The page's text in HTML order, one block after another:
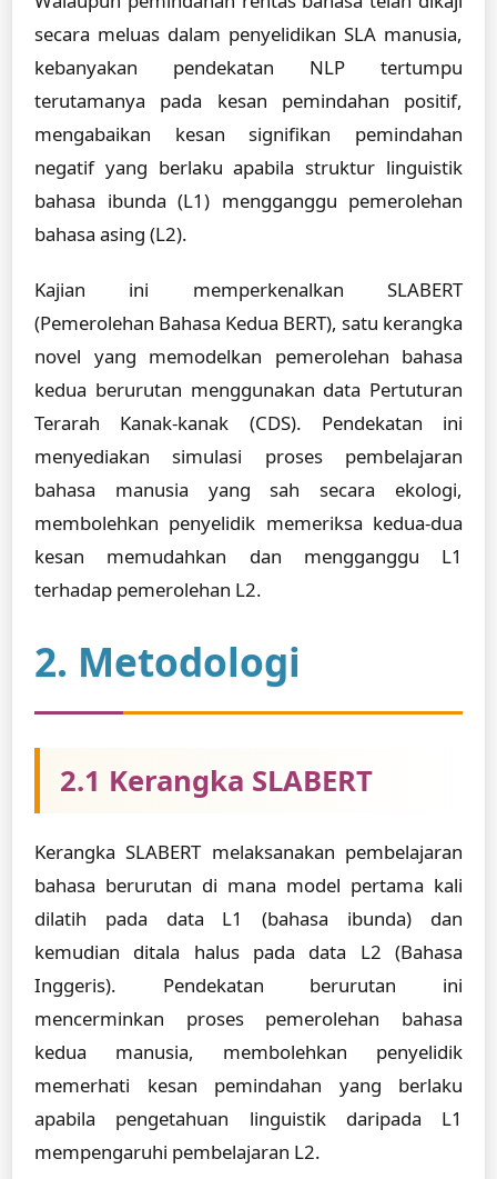
secara meluas dalam penyelidikan SLA manusia,
kebanyakan pendekatan NLP tertumpu
terutamanya pada kesan pemindahan positif,
mengabaikan kesan signifikan pemindahan
negatif yang berlaku apabila struktur linguistik
bahasa ibunda (L1) mengganggu pemerolehan
bahasa asing (L2).
Kajian ini memperkenalkan SLABERT
(Pemerolehan Bahasa Kedua BERT), satu kerangka
novel yang memodelkan pemerolehan bahasa
kedua berurutan menggunakan data Pertuturan
Terarah Kanak-kanak (CDS). Pendekatan ini
menyediakan simulasi proses pembelajaran
bahasa manusia yang sah secara ekologi,
membolehkan penyelidik memeriksa kedua-dua
kesan memudahkan dan mengganggu L1
terhadap pemerolehan L2.
2. Metodologi
2.1 Kerangka SLABERT
Kerangka SLABERT melaksanakan pembelajaran
bahasa berurutan di mana model pertama kali
dilatih pada data L1 (bahasa ibunda) dan
kemudian ditala halus pada data L2 (Bahasa
Inggeris). Pendekatan berurutan ini
mencerminkan proses pemerolehan bahasa
kedua manusia, membolehkan penyelidik
memerhati kesan pemindahan yang berlaku
apabila pengetahuan linguistik daripada L1
mempengaruhi pembelajaran L2.